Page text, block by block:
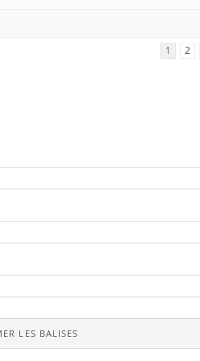
1 2